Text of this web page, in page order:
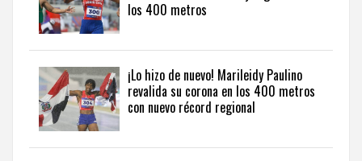
atletas
del
país
en
sports
news
from
the
Dominican
los 400 metros
¡Lo hizo de nuevo! Marileidy Paulino
revalida su corona en los 400 metros
con nuevo récord regional